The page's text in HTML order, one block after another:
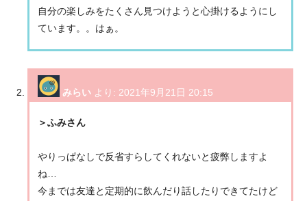
自分の楽しみをたくさん見つけようと心掛けるようにし
ています。。はぁ。
みらい より: 2021年9月21日 20:15
＞ふみさん
やりっぱなしで反省すらしてくれないと疲弊しますよ
ね…‌
今までは友達と定期的に飲んだり話したりできてたけど‌